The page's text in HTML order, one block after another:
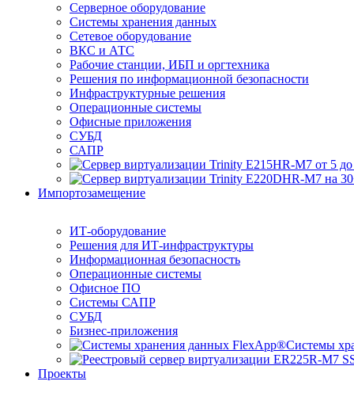
Серверное оборудование
Системы хранения данных
Сетевое оборудование
ВКС и АТС
Рабочие станции, ИБП и оргтехника
Решения по информационной безопасности
Инфраструктурные решения
Операционные системы
Офисные приложения
СУБД
САПР
Импортозамещение
ИТ-оборудование
Решения для ИТ-инфраструктуры
Информационная безопасность
Операционные системы
Офисное ПО
Системы САПР
СУБД
Бизнес-приложения
Системы
Проекты